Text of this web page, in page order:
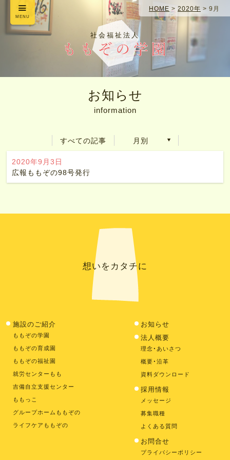
社会福祉法人
MENU
HOME > 2020年 > 9月
お知らせ
information
すべての記事 月別
2020年9月3日
広報ももぞの98号発行
想いをカタチに
施設のご紹介
ももぞの学園
ももぞの育成園
ももぞの福祉園
就労センターもも
吉備自立支援センター
ももっこ
グループホームももぞの
ライフケアももぞの
お知らせ
法人概要
理念・あいさつ
概要・沿革
資料ダウンロード
採用情報
メッセージ
募集職種
よくある質問
お問合せ
プライバシーポリシー